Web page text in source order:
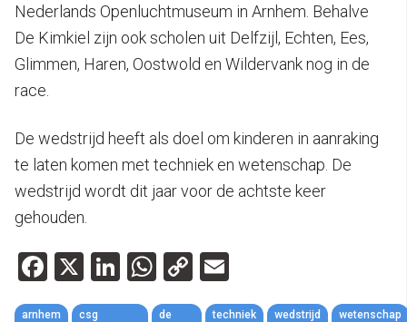
Nederlands Openluchtmuseum in Arnhem. Behalve
De Kimkiel zijn ook scholen uit Delfzijl, Echten, Ees,
Glimmen, Haren, Oostwold en Wildervank nog in de
race.
De wedstrijd heeft als doel om kinderen in aanraking
te laten komen met techniek en wetenschap. De
wedstrijd wordt dit jaar voor de achtste keer
gehouden.
Facebook
X LinkedIn
WhatsApp
Copy
Link
arnhem
csg
de
techniek wedstrijd wetenschap